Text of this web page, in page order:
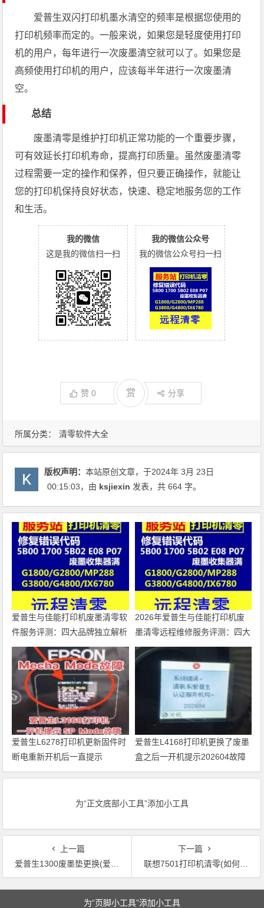
所属分类： 清零软件大全
爱普生双闪打印机墨水清空的频率是根据您使用的
打印机频率而定的。一般来说，如果您是轻度使用打印
机的用户，每年进行一次废墨清空就可以了。如果您是
高频使用打印机的用户，应该每半年进行一次废墨清
空。
总结
废墨清零是维护打印机正常功能的一个重要步骤，
可有效延长打印机寿命，提高打印质量。虽然废墨清零
过程需要一定的操作和保养，但只要正确操作，就能让
您的打印机保持良好状态，快速、稳定地服务您的工作
和生活。
我的微信
这是我的微信扫一扫
我的微信公众号
我的微信公众号扫一扫
赞0 赏 分享
版权声明：本站原创文章，于2024年 3月 23日
00:15:03，由 ksjiexin 发表，共 664 字。
爱普生与佳能打印机废墨清零软
件服务评测：四大品牌独立解析
2026年爱普生与佳能打印机废
墨清零远程维修服务评测：四大
品牌独立解析
爱普生L6278打印机更新固件时
断电重新开机后一直提示
Recovery Mode故障
爱普生L4168打印机更换了废墨
盒之后一开机提示202604故障
代码维修
为“正文底部小工具”添加小工具
上一篇
爱普生1300废墨垫更换(爱普生1300废墨垫更替步骤简明教程)
下一篇
联想7501打印机清零(如何恢复联想7501打印机出厂设置)
文章导航
为“页脚小工具”添加小工具